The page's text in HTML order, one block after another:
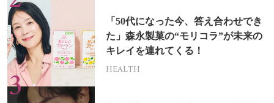
「50代になった今、答え合わせでき
た」森永製菓の“モリコラ”が未来の
キレイを連れてくる！
HEALTH